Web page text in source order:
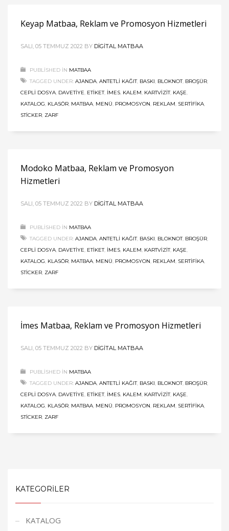
Keyap Matbaa, Reklam ve Promosyon Hizmetleri
SALI, 05 TEMMUZ 2022 BY DIGITAL MATBAA
PUBLISHED IN MATBAA
TAGGED UNDER: AJANDA, ANTETLI KAĞIT, BASKI, BLOKNOT, BROŞÜR,
CEPLI DOSYA, DAVETIYE, ETIKET, İMES, KALEM, KARTVIZIT, KAŞE,
KATALOG, KLASÖR, MATBAA, MENÜ, PROMOSYON, REKLAM, SERTIFIKA,
STICKER, ZARF
Modoko Matbaa, Reklam ve Promosyon
Hizmetleri
SALI, 05 TEMMUZ 2022 BY DIGITAL MATBAA
PUBLISHED IN MATBAA
TAGGED UNDER: AJANDA, ANTETLI KAĞIT, BASKI, BLOKNOT, BROŞÜR,
CEPLI DOSYA, DAVETIYE, ETIKET, İMES, KALEM, KARTVIZIT, KAŞE,
KATALOG, KLASÖR, MATBAA, MENÜ, PROMOSYON, REKLAM, SERTIFIKA,
STICKER, ZARF
İmes Matbaa, Reklam ve Promosyon Hizmetleri
SALI, 05 TEMMUZ 2022 BY DIGITAL MATBAA
PUBLISHED IN MATBAA
TAGGED UNDER: AJANDA, ANTETLI KAĞIT, BASKI, BLOKNOT, BROŞÜR,
CEPLI DOSYA, DAVETIYE, ETIKET, İMES, KALEM, KARTVIZIT, KAŞE,
KATALOG, KLASÖR, MATBAA, MENÜ, PROMOSYON, REKLAM, SERTIFIKA,
STICKER, ZARF
KATEGORILER
KATALOG